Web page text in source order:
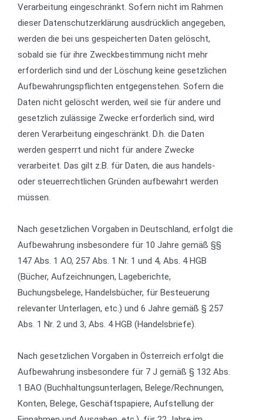
Verarbeitung eingeschränkt. Sofern nicht im Rahmen
dieser Datenschutzerklärung ausdrücklich angegeben,
werden die bei uns gespeicherten Daten gelöscht,
sobald sie für ihre Zweckbestimmung nicht mehr
erforderlich sind und der Löschung keine gesetzlichen
Aufbewahrungspflichten entgegenstehen. Sofern die
Daten nicht gelöscht werden, weil sie für andere und
gesetzlich zulässige Zwecke erforderlich sind, wird
deren Verarbeitung eingeschränkt. D.h. die Daten
werden gesperrt und nicht für andere Zwecke
verarbeitet. Das gilt z.B. für Daten, die aus handels-
oder steuerrechtlichen Gründen aufbewahrt werden
müssen.
Nach gesetzlichen Vorgaben in Deutschland, erfolgt die
Aufbewahrung insbesondere für 10 Jahre gemäß §§
147 Abs. 1 AO, 257 Abs. 1 Nr. 1 und 4, Abs. 4 HGB
(Bücher, Aufzeichnungen, Lageberichte,
Buchungsbelege, Handelsbücher, für Besteuerung
relevanter Unterlagen, etc.) und 6 Jahre gemäß § 257
Abs. 1 Nr. 2 und 3, Abs. 4 HGB (Handelsbriefe).
Nach gesetzlichen Vorgaben in Österreich erfolgt die
Aufbewahrung insbesondere für 7 J gemäß § 132 Abs.
1 BAO (Buchhaltungsunterlagen, Belege/Rechnungen,
Konten, Belege, Geschäftspapiere, Aufstellung der